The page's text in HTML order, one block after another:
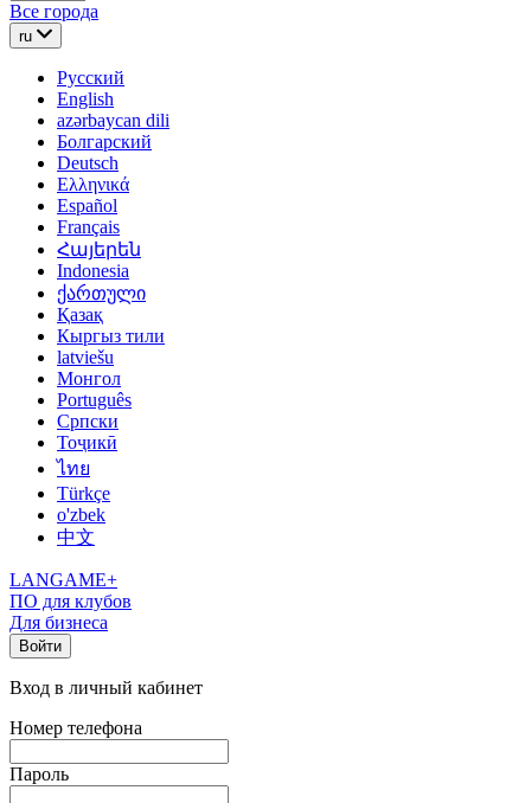
Все города
ru
Русский
English
azərbaycan dili
Болгарский
Deutsch
Ελληνικά
Español
Français
Հայերեն
Indonesia
ქართული
Қазақ
Кыргыз тили
latviešu
Монгол
Português
Српски
Тоҷикӣ
ไทย
Türkçe
o'zbek
中文
LANGAME+
ПО для клубов
Для бизнеса
Войти
Вход в личный кабинет
Номер телефона
Пароль